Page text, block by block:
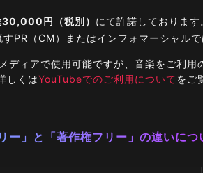
30,000円（税別） にて許諾しております
PR（CM）またはインフォマーシャルで
ディアで使用可能ですが、音楽をご利
しくはYouTubeでのご利用についてをご
ー」と「著作権フリー」の違いにつ